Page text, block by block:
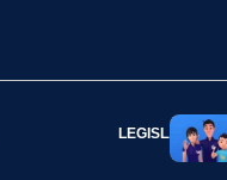
LEGISLAÇÃO